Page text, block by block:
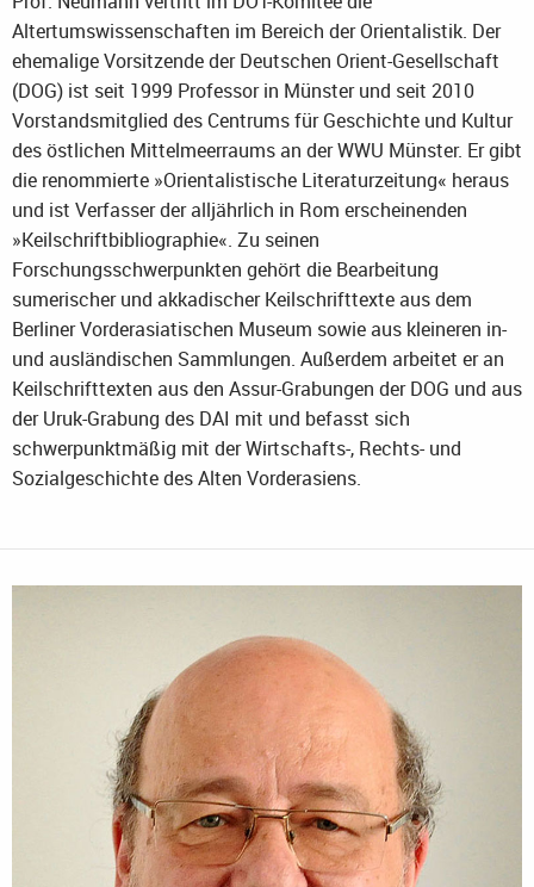
Altertumswissenschaften im Bereich der Orientalistik. Der
ehemalige Vorsitzende der Deutschen Orient-Gesellschaft
(DOG) ist seit 1999 Professor in Münster und seit 2010
Vorstandsmitglied des Centrums für Geschichte und Kultur
des östlichen Mittelmeerraums an der WWU Münster. Er gibt
die renommierte »Orientalistische Literaturzeitung« heraus
und ist Verfasser der alljährlich in Rom erscheinenden
»Keilschriftbibliographie«. Zu seinen
Forschungsschwerpunkten gehört die Bearbeitung
sumerischer und akkadischer Keilschrifttexte aus dem
Berliner Vorderasiatischen Museum sowie aus kleineren in-
und ausländischen Sammlungen. Außerdem arbeitet er an
Keilschrifttexten aus den Assur-Grabungen der DOG und aus
der Uruk-Grabung des DAI mit und befasst sich
schwerpunktmäßig mit der Wirtschafts-, Rechts- und
Sozialgeschichte des Alten Vorderasiens.